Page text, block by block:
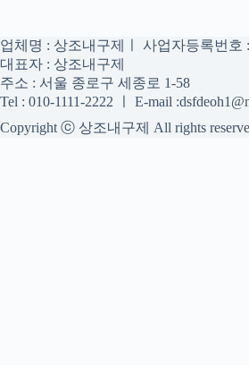
업체명 : 상조내구제ㅣ 사업자등록번호 :
대표자 : 상조내구제
주소 : 서울 종로구 세종로 1-58
Tel : 010-1111-2222 ㅣ E-mail
Copyright ⓒ 상조내구제 All rights